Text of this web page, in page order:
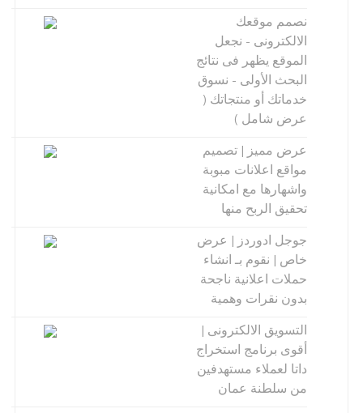
نصمم موقعك
الالكترونى – نجعل
الموقع يظهر فى نتائج
البحث الأولى – نسوق
خدماتك أو منتجاتك (
عرض شامل )
عرض مميز | تصميم
مواقع اعلانات مبوبة
واشهارها مع امكانية
تحقيق الربح منها
جوجل ادوردز | عرض
خاص | نقوم بـ انشاء
حملات اعلانية ناجحة
بدون نقرات وهمية
التسويق الالكترونى |
أقوى برنامج استخراج
داتا لعملاء مستهدفين
من سلطنة عمان